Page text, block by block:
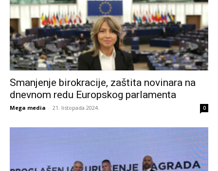
Smanjenje birokracije, zaštita novinara na
dnevnom redu Europskog parlamenta
Mega media - 21. listopada 2024. 0